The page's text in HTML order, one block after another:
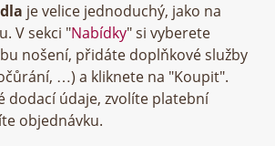
je velice jednoduchý, jako na
V sekci "Nabídky" si vyberete
nošení, přidáte doplňkové služby
…) a kliknete na "Koupit".
dodací údaje, zvolíte platební
objednávku.